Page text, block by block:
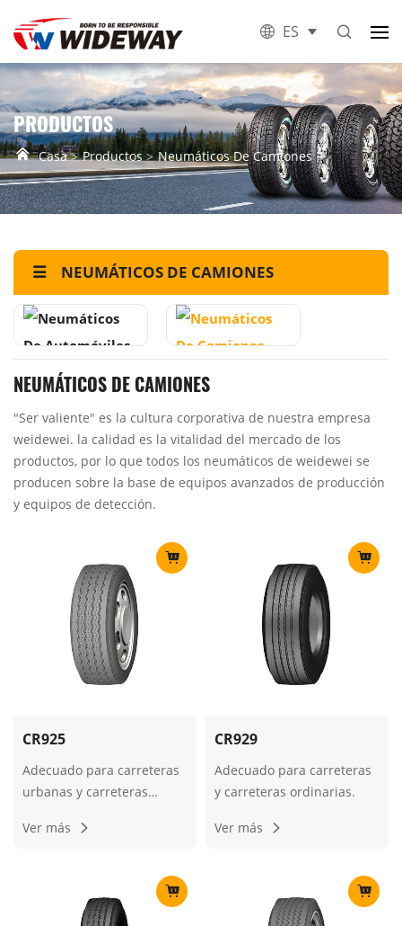
ES
PRODUCTOS
Casa Productos Neumáticos De Camiones
NEUMÁTICOS DE CAMIONES
NEUMÁTICOS DE CAMIONES
"Ser valiente" es la cultura corporativa de nuestra empresa
weidewei. la calidad es la vitalidad del mercado de los
productos, por lo que todos los neumáticos de weidewei se
producen sobre la base de equipos avanzados de producción
y equipos de detección.
CR925
Adecuado para carreteras
urbanas y carreteras
media y larga distancia.
Ver más
CR929
Adecuado para carreteras
y carreteras ordinarias.
Ver más